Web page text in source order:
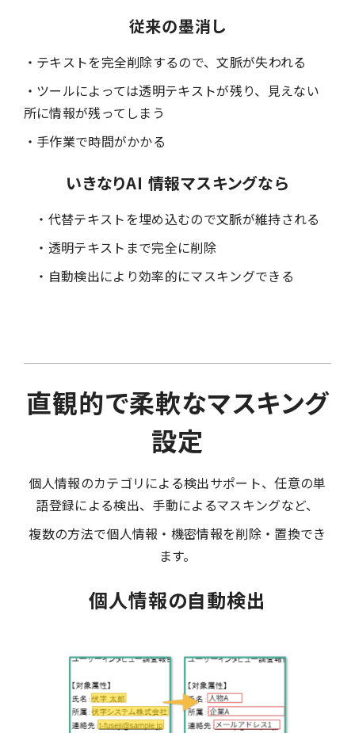
従来の墨消し
・テキストを完全削除するので、文脈が失われる
・ツールによっては透明テキストが残り、見えない
所に情報が残ってしまう
・手作業で時間がかかる
いきなりAI 情報マスキングなら
・代替テキストを埋め込むので文脈が維持される
・透明テキストまで完全に削除
・自動検出により効率的にマスキングできる
直観的で柔軟なマスキング
設定
個人情報のカテゴリによる検出サポート、任意の単
語登録による検出、手動によるマスキングなど、
複数の方法で個人情報・機密情報を削除・置換でき
ます。
個人情報の自動検出